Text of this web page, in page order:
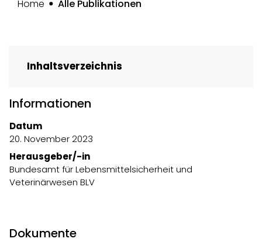
Home Alle Publikationen
Inhaltsverzeichnis
Informationen
Datum
20. November 2023
Herausgeber/-in
Bundesamt für Lebensmittelsicherheit und
Veterinärwesen BLV
Dokumente